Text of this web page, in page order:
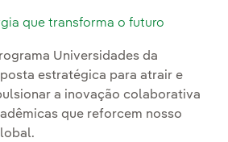
que transforma o futuro
Universidades da
estratégica para atrair e
a inovação colaborativa
que reforcem nosso